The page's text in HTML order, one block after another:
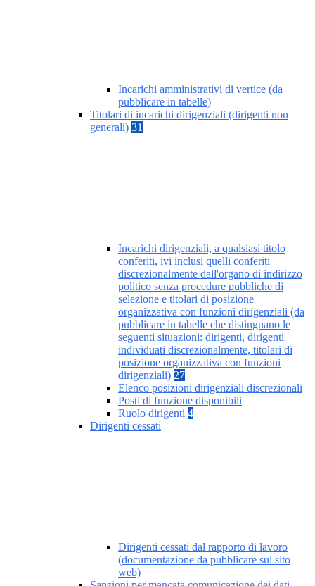
Incarichi amministrativi di vertice (da
pubblicare in tabelle)
Titolari di incarichi dirigenziali (dirigenti non
generali) 31
Incarichi dirigenziali, a qualsiasi titolo
conferiti, ivi inclusi quelli conferiti
discrezionalmente dall'organo di indirizzo
politico senza procedure pubbliche di
selezione e titolari di posizione
organizzativa con funzioni dirigenziali (da
pubblicare in tabelle che distinguano le
seguenti situazioni: dirigenti, dirigenti
individuati discrezionalmente, titolari di
posizione organizzativa con funzioni
dirigenziali) 27
Elenco posizioni dirigenziali discrezionali
Posti di funzione disponibili
Ruolo dirigenti 4
Dirigenti cessati
Dirigenti cessati dal rapporto di lavoro
(documentazione da pubblicare sul sito
web)